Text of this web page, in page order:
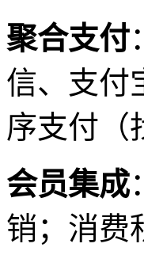
聚合支付
信、支付
序支付（
会员集成
销；消费